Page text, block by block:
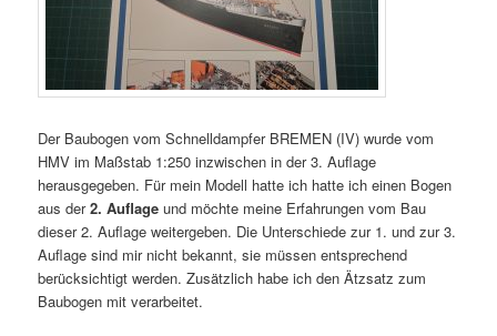
Der Baubogen vom Schnelldampfer BREMEN (IV) wurde vom
HMV im Maßstab 1:250 inzwischen in der 3. Auflage
herausgegeben. Für mein Modell hatte ich hatte ich einen Bogen
aus der2. Auflage und möchte meine Erfahrungen vom Bau
dieser 2. Auflage weitergeben. Die Unterschiede zur 1. und zur 3.
Auflage sind mir nicht bekannt, sie müssen entsprechend
berücksichtigt werden. Zusätzlich habe ich den Ätzsatz zum
Baubogen mit verarbeitet.